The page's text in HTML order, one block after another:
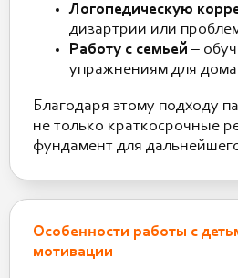
Логопедическую
дизартрии или
Работу с семьей –
упражнениям для
Благодаря этому подходу
не только краткосрочные
фундамент для
Особенности работы с
мотивации